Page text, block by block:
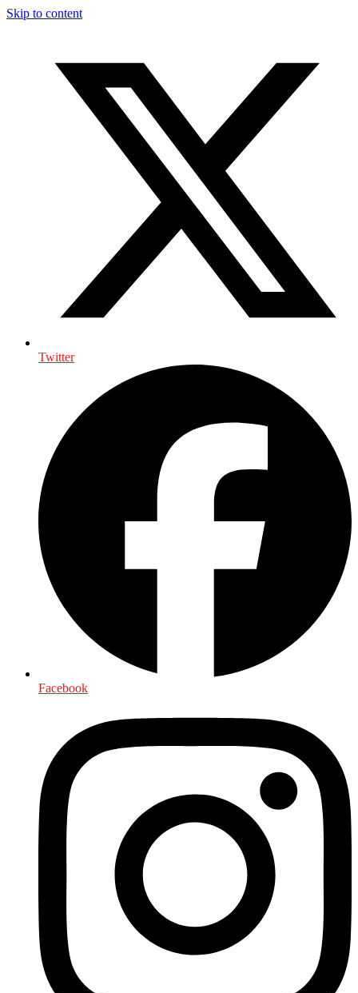
Skip to content
Twitter
Facebook